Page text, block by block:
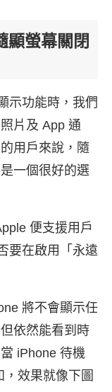
顯螢幕關閉
示功能時，我們
片及 App 通
用戶來說，隨
一個很好的選
便支援用戶
要在啟用「永遠
將不會顯示任
依然能看到時
iPhone 待機
效果就像下圖